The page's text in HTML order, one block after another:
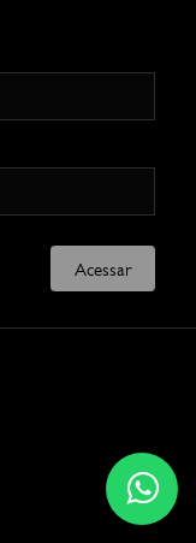
Acessar